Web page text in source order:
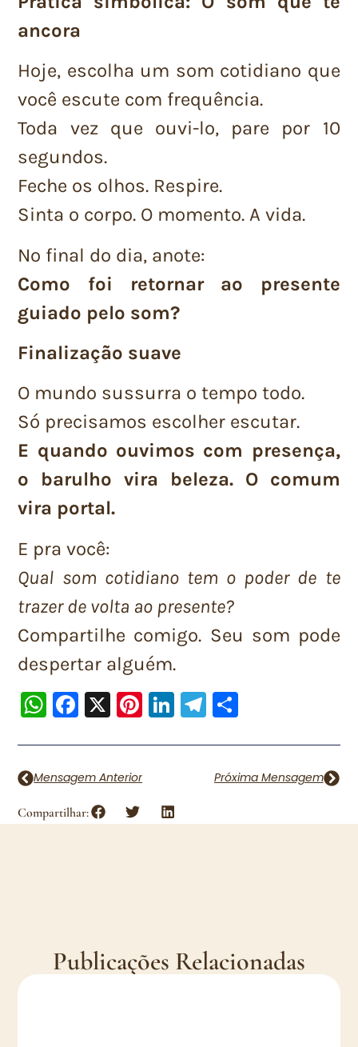
ancora
Hoje, escolha um som cotidiano que
você escute com frequência.
Toda vez que ouvi-lo, pare por 10
segundos.
Feche os olhos. Respire.
Sinta o corpo. O momento. A vida.
No final do dia, anote:
Como foi retornar ao presente
guiado pelo som?
Finalização suave
O mundo sussurra o tempo todo.
Só precisamos escolher escutar.
E quando ouvimos com presença,
o barulho vira beleza. O comum
vira portal.
E pra você:
Qual som cotidiano tem o poder de te
trazer de volta ao presente?
Compartilhe comigo. Seu som pode
despertar alguém.
WhatsApp
Facebook
X Pinterest
LinkedIn
Telegram
Mensagem Anterior Próxima Mensagem
Compartilhar:
Publicações Relacionadas